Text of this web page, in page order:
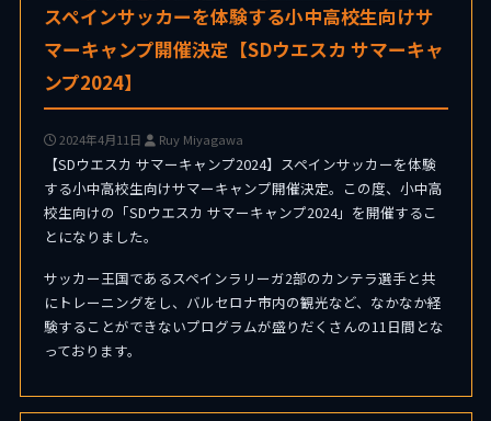
スペインサッカーを体験する小中高校生向けサ
マーキャンプ開催決定【SDウエスカ サマーキャ
ンプ2024】
2024年4月11日 Ruy Miyagawa
【SDウエスカ サマーキャンプ2024】スペインサッカーを体験
する小中高校生向けサマーキャンプ開催決定。この度、小中高
校生向けの「SDウエスカ サマーキャンプ2024」を開催するこ
とになりました。
サッカー王国であるスペインラリーガ2部のカンテラ選手と共
にトレーニングをし、バルセロナ市内の観光など、なかなか経
験することができないプログラムが盛りだくさんの11日間とな
っております。